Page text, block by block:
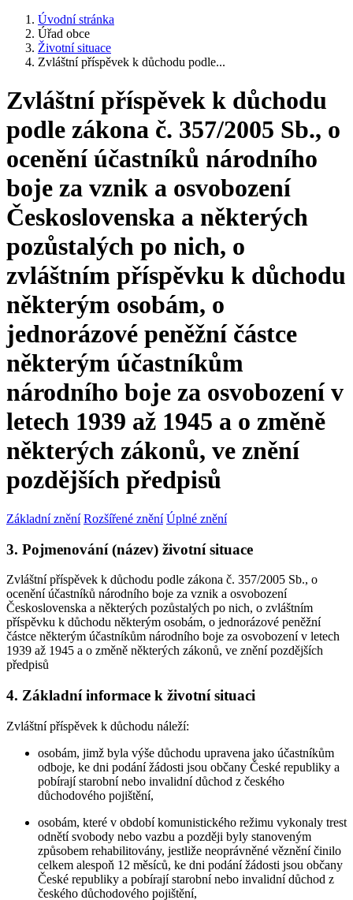
Úvodní stránka
Úřad obce
Životní situace
Zvláštní příspěvek k důchodu podle...
Zvláštní příspěvek k důchodu
podle zákona č. 357/2005 Sb., o
ocenění účastníků národního
boje za vznik a osvobození
Československa a některých
pozůstalých po nich, o
zvláštním příspěvku k důchodu
některým osobám, o
jednorázové peněžní částce
některým účastníkům
národního boje za osvobození v
letech 1939 až 1945 a o změně
některých zákonů, ve znění
pozdějších předpisů
Základní znění Rozšířené znění Úplné znění
3. Pojmenování (název) životní situace
Zvláštní příspěvek k důchodu podle zákona č. 357/2005 Sb., o
ocenění účastníků národního boje za vznik a osvobození
Československa a některých pozůstalých po nich, o zvláštním
příspěvku k důchodu některým osobám, o jednorázové peněžní
částce některým účastníkům národního boje za osvobození v letech
1939 až 1945 a o změně některých zákonů, ve znění pozdějších
předpisů
4. Základní informace k životní situaci
Zvláštní příspěvek k důchodu náleží:
osobám, jimž byla výše důchodu upravena jako účastníkům
odboje, ke dni podání žádosti jsou občany České republiky a
pobírají starobní nebo invalidní důchod z českého
důchodového pojištění,
osobám, které v období komunistického režimu vykonaly trest
odnětí svobody nebo vazbu a později byly stanoveným
způsobem rehabilitovány, jestliže neoprávněné věznění činilo
celkem alespoň 12 měsíců, ke dni podání žádosti jsou občany
České republiky a pobírají starobní nebo invalidní důchod z
českého důchodového pojištění,